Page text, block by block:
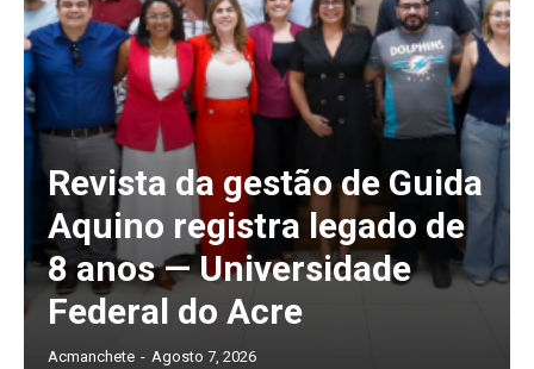
Revista da gestão de Guida
Aquino registra legado de
8 anos — Universidade
Federal do Acre
Acmanchete - Agosto 7, 2026